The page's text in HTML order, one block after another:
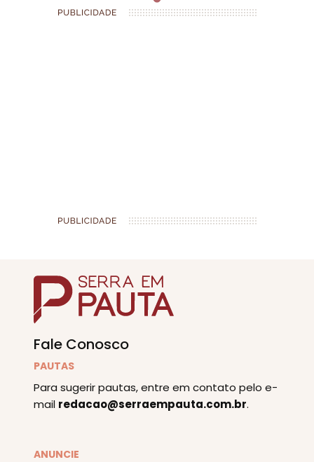
Fale Conosco
PAUTAS
Para sugerir pautas, entre em contato pelo e-
mail redacao@serraempauta.com.br.
ANUNCIE